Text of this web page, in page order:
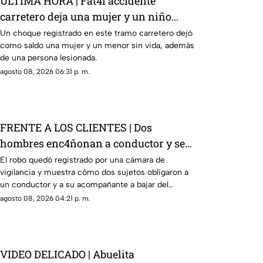
carretero deja una mujer y un niño
mu3rtos en San Juan del Río
Un choque registrado en este tramo carretero dejó
como saldo una mujer y un menor sin vida, además
de una persona lesionada.
agosto 08, 2026 06:31 p. m.
FRENTE A LOS CLIENTES | Dos
hombres enc4ñonan a conductor y se
llevan su camioneta
El robo quedó registrado por una cámara de
vigilancia y muestra cómo dos sujetos obligaron a
un conductor y a su acompañante a bajar del
vehículo.
agosto 08, 2026 04:21 p. m.
VIDEO DELICADO | Abuelita